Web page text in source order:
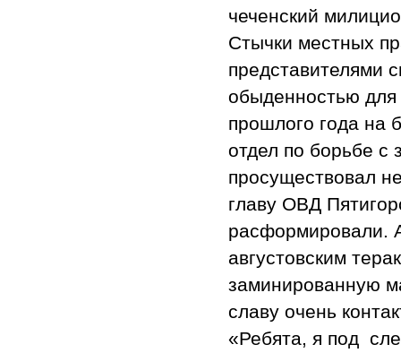
чеченский
Стычки местных
представителями
обыденностью
прошлого года на
отдел по борьбе с
просуществовал
главу ОВД
расформировали.
августовским
заминированную
славу очень
«Ребята, я под